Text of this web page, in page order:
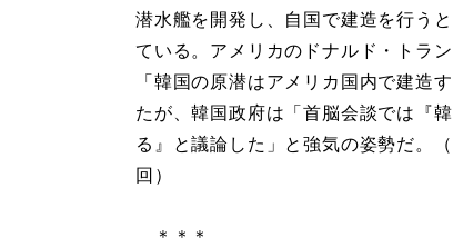
潜水艦を開発し、自国で建造を行う
ている。アメリカのドナルド・トラ
「韓国の原潜はアメリカ国内で建造
たが、韓国政府は「首脳会談では『
る』と議論した」と強気の姿勢だ。
回）
＊＊＊